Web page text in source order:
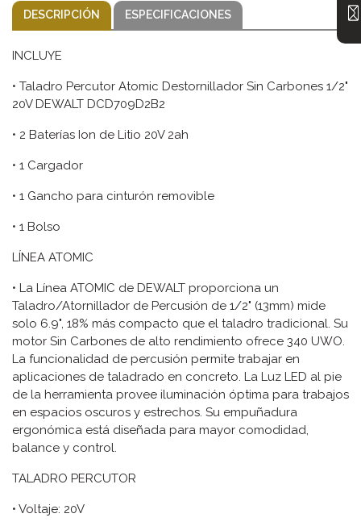
DESCRIPCIÓN ESPECIFICACIONES
INCLUYE
• Taladro Percutor Atomic Destornillador Sin Carbones 1/2"
20V DEWALT DCD709D2B2
• 2 Baterías Ion de Litio 20V 2ah
• 1 Cargador
• 1 Gancho para cinturón removible
• 1 Bolso
LÍNEA ATOMIC
• La Línea ATOMIC de DEWALT proporciona un
Taladro/Atornillador de Percusión de 1/2" (13mm) mide
solo 6.9", 18% más compacto que el taladro tradicional. Su
motor Sin Carbones de alto rendimiento ofrece 340 UWO.
La funcionalidad de percusión permite trabajar en
aplicaciones de taladrado en concreto. La Luz LED al pie
de la herramienta provee iluminación óptima para trabajos
en espacios oscuros y estrechos. Su empuñadura
ergonómica está diseñada para mayor comodidad,
balance y control.
TALADRO PERCUTOR
• Voltaje: 20V